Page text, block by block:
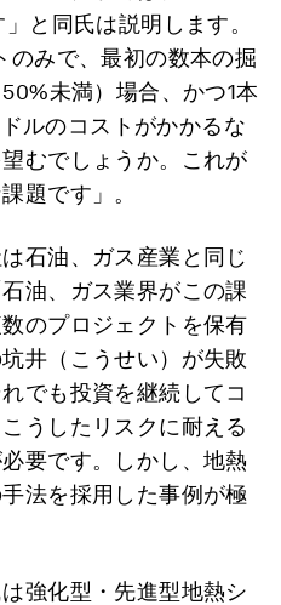
と同氏は説明します。
のみで、最初の数本の掘
未満）場合、かつ1本
ルのコストがかかるな
むでしょうか。これが
題です」。
石油、ガス産業と同じ
油、ガス業界がこの課
のプロジェクトを保有
井（こうせい）が失敗
でも投資を継続してコ
うしたリスクに耐える
要です。しかし、地熱
法を採用した事例が極
強化型・先進型地熱シ